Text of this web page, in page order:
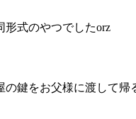
形式のやつでしたorz
鍵をお父様に渡して帰